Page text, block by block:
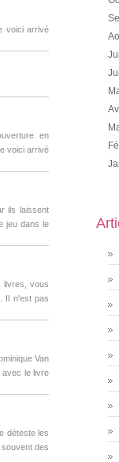
voici arrivé
en
voici arrivé
ils laissent
jeu dans le
livres, vous
Il n'est pas
Van
avec le livre
déteste les
des